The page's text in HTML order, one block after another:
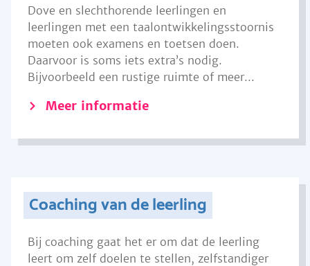
Dove en slechthorende leerlingen en
leerlingen met een taalontwikkelingsstoornis
moeten ook examens en toetsen doen.
Daarvoor is soms iets extra’s nodig.
Bijvoorbeeld een rustige ruimte of meer...
Meer informatie
Coaching van de leerling
Bij coaching gaat het er om dat de leerling
leert om zelf doelen te stellen, zelfstandiger